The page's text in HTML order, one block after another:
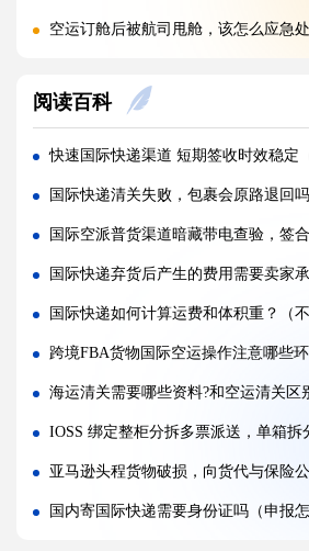
空运订舱后被航司甩舱，该怎么应急处理（
加急国际空运真的能提速，靠谱吗?(国
FBA 空运出现丢件破损，理赔流程怎么走（国
FBA 空运头程该怎么挑选靠谱物流货代（国
FBA 空运货物超重超尺寸会产生哪些附加费?(不
亚马逊 FBA 空运，空派和纯空运该怎么选择?(不
空运货物被海关布控，如何快速提交材料申诉（
实木包装走国际空运必须做熏蒸热处理吗（
国际空运低申报被海关查到，罚款比例是多少
国际空运的运单有什么作用，包含哪些关键信息
阅读百科
快速国际快递渠道 短期签收时效稳定（国际快递运输“时
国际快递清关失败，包裹会原路退回吗?(
国际空派普货渠道暗藏带电查验，签合同时怎么加
国际快递弃货后产生的费用需要卖家承担吗
国际快递如何计算运费和体积重？（不清楚
跨境FBA货物国际空运操作注意哪些环节（
海运清关需要哪些资料?和空运清关区
IOSS 绑定整柜分拆多票派送，单箱拆分边界如何设置杜绝二
亚马逊头程货物破损，向货代与保险公司索赔的完整流程
国内寄国际快递需要身份证吗（申报怎